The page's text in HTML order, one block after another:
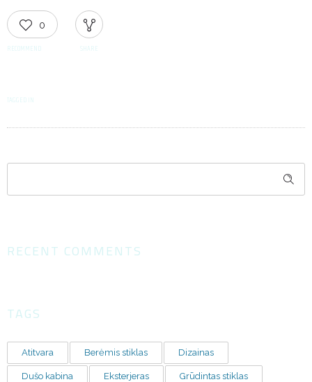
0
RECOMMEND SHARE
TAGGED IN
RECENT COMMENTS
TAGS
Atitvara Berėmis stiklas Dizainas
Dušo kabina Eksterjeras Grūdintas stiklas